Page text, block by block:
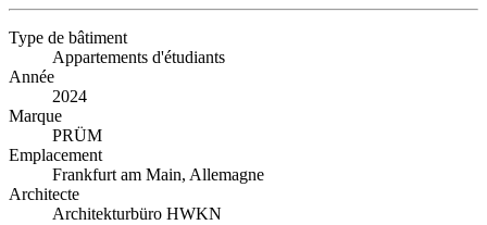
Type de bâtiment
Appartements d'étudiants
Année
2024
Marque
PRÜM
Emplacement
Frankfurt am Main, Allemagne
Architecte
Architekturbüro HWKN